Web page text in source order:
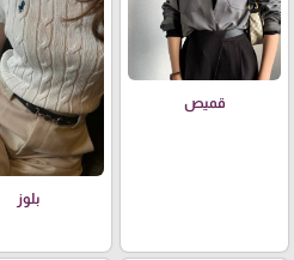
قميص
بلوز